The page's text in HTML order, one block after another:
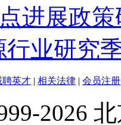
进展政
行业研究
聘英才 | 相关法律 | 会员注册
2026